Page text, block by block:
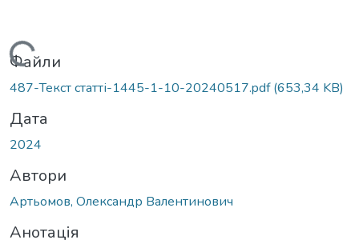
Файли
487-Текст статті-1445-1-10-20240517.pdf(653,34 KB)
Дата
2024
Автори
Артьомов, Олександр Валентинович
Анотація